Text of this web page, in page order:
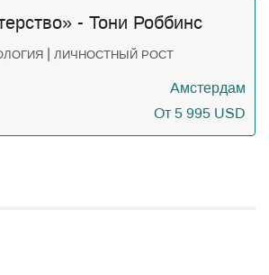
- Тони Роббинс
| ЛИЧНОСТНЫЙ РОСТ
Амстердам
От 5 995 USD